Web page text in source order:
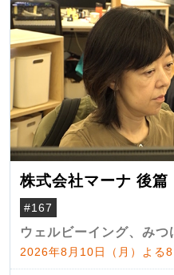
株式会社マーナ 後篇
#167
ウェルビーイング、みつ
2026年8月10日（月）よる